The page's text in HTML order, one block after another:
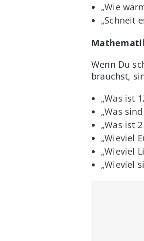
„Wie
„Schneit
Wenn Du
brauchst,
„Was ist
„Was
„Was ist
„Wieviel
„Wieviel
„Wieviel